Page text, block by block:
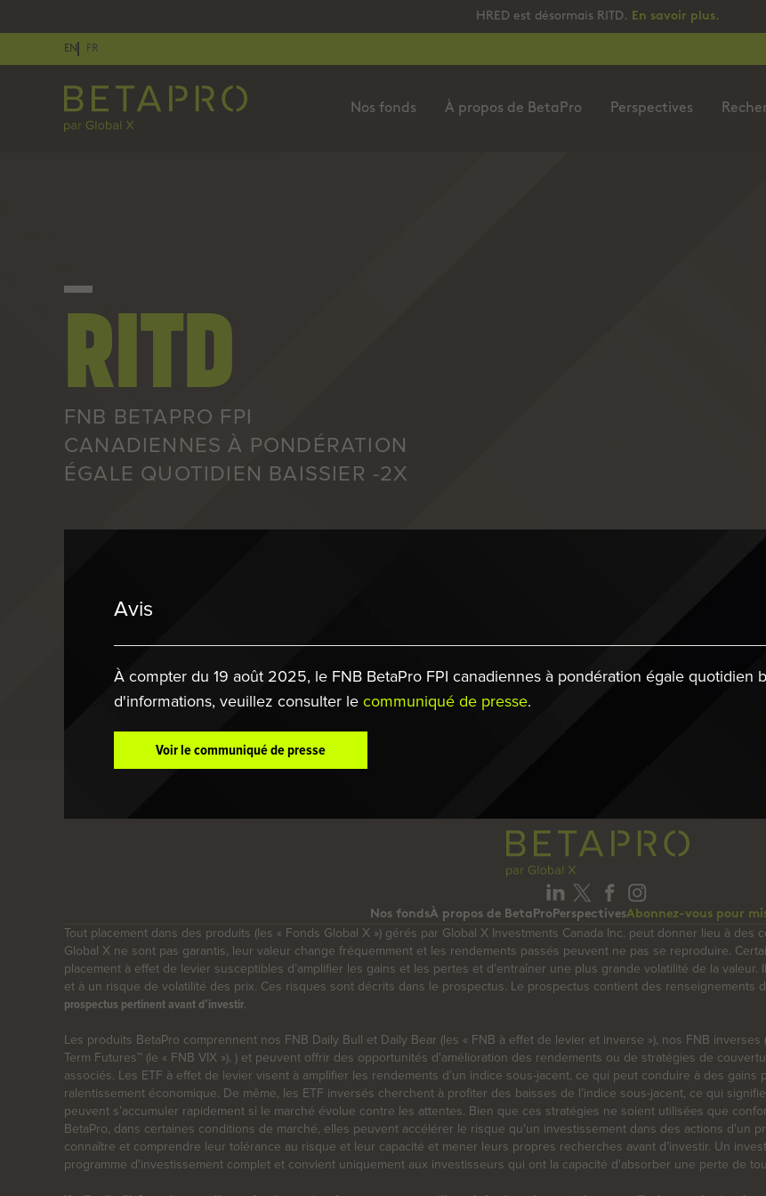
Avis
À compter du 19 août 2025, le FNB BetaPro FPI canadiennes à pondération égale quotidien
d'informations, veuillez consulter le communiqué de presse.
Voir le communiqué de presse
HRED est désormais RITD. En savoir plus.
EN FR
Nos fonds À propos de BetaPro Perspectives
RITD
FNB BETAPRO FPI
CANADIENNES À PONDÉRATION
ÉGALE QUOTIDIEN BAISSIER -2X
Nos fondsÀ propos de BetaProPerspectivesAbonnez-vous pour
Tout placement dans des produits (les « Fonds Global X ») gérés par Global X Investments Canada Inc. peut donner lieu à
Global X ne sont pas garantis, leur valeur change fréquemment et les rendements passés peuvent ne pas se reproduire.
placement à effet de levier susceptibles d’amplifier les gains et les pertes et d’entraîner une plus grande volatilité de la
et à un risque de volatilité des prix. Ces risques sont décrits dans le prospectus. Le prospectus contient des renseignements
prospectus pertinent avant d’investir.
Les produits BetaPro comprennent nos FNB Daily Bull et Daily Bear (les « FNB à effet de levier et inverse »), nos FNB
Term Futures™ (le « FNB VIX »). ) et peuvent offrir des opportunités d'amélioration des rendements ou de stratégies de
associés. Les ETF à effet de levier visent à amplifier les rendements d’un indice sous-jacent, ce qui peut conduire à des
ralentissement économique. De même, les ETF inversés cherchent à profiter des baisses de l’indice sous-jacent, ce qui
peuvent s’accumuler rapidement si le marché évolue contre les attentes. Bien que ces stratégies ne soient utilisées que
BetaPro, dans certaines conditions de marché, elles peuvent accélérer le risque qu'un investissement dans des actions d'un
connaître et comprendre leur tolérance au risque et leur capacité et mener leurs propres recherches avant d’investir. Un
programme d'investissement complet et convient uniquement aux investisseurs qui ont la capacité d'absorber une perte de